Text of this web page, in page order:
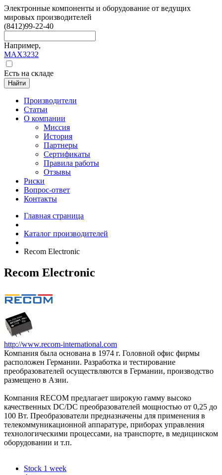
Электронные компоненты и оборудование от ведущих
мировых производителей
(8412)99-22-40
Например,
MAX3232
Есть на складе
Найти
Производители
Статьи
О компании
Миссия
История
Партнеры
Сертификаты
Правила работы
Отзывы
Риски
Вопрос-ответ
Контакты
Главная страница
Каталог производителей
Recom Electronic
Recom Electronic
http://www.recom-international.com
Компания была основана в 1974 г. Головной офис фирмы
расположен Германии. Разработка и тестирование
преобразователей осуществляются в Германии, производство
размещено в Азии.
Компания RECOM предлагает широкую гамму высоко
качественных DC/DC преобразователей мощностью от 0,25 до
100 Вт. Преобразователи предназначены для применения в
телекоммуникационной аппаратуре, приборах управления
технологическими процессами, на транспорте, в медицинском
оборудовании и т.п.
Stock 1 week